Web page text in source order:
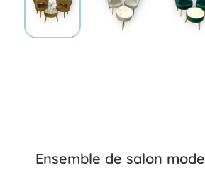
Ensemble de salon